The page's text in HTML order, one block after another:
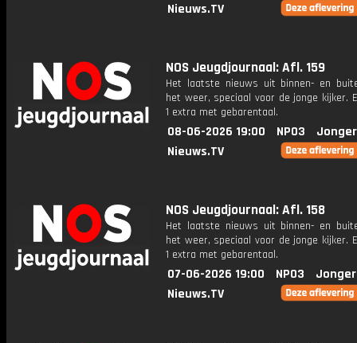
Nieuws.TV
NOS Jeugdjournaal: Afl. 159
Het laatste nieuws uit binnen- en
het weer, speciaal voor de jonge kijker.
1 extra met gebarentaal.
08-06-2026 19:00 NPO3
Nieuws.TV
NOS Jeugdjournaal: Afl. 158
Het laatste nieuws uit binnen- en
het weer, speciaal voor de jonge kijker.
1 extra met gebarentaal.
07-06-2026 19:00 NPO3
Nieuws.TV